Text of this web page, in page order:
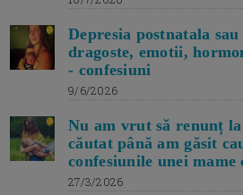
Depresia postnatala
dragoste, emotii,
- confesiuni
9/6/2026
Nu am vrut să renunț
căutat până am găsit
confesiunile unei mame
27/3/2026